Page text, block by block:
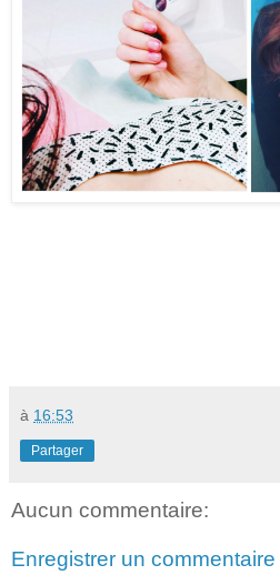
à 16:53
Partager
Aucun commentaire:
Enregistrer un commentaire